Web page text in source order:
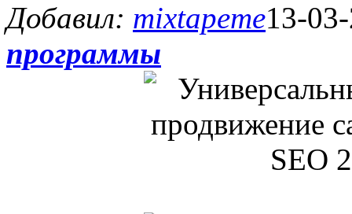
Добавил: mixtapeme13-
программы